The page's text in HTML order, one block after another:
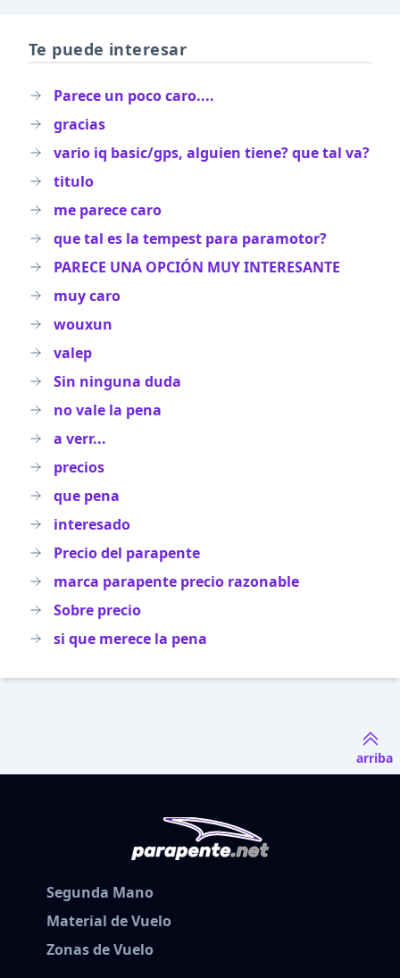
Te puede interesar
Parece un poco caro....
gracias
vario iq basic/gps, alguien tiene? que tal va?
titulo
me parece caro
que tal es la tempest para paramotor?
PARECE UNA OPCIÓN MUY INTERESANTE
muy caro
wouxun
valep
Sin ninguna duda
no vale la pena
a verr...
precios
que pena
interesado
Precio del parapente
marca parapente precio razonable
Sobre precio
si que merece la pena
arriba
Segunda Mano
Material de Vuelo
Zonas de Vuelo